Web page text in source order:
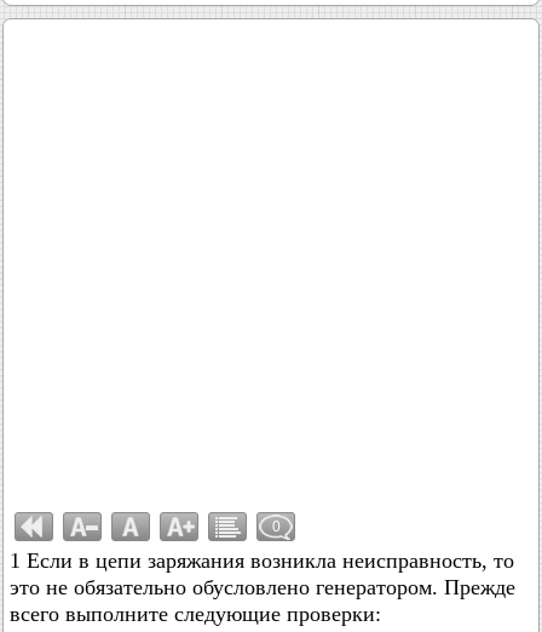
0
1 Если в цепи заряжания возникла неисправность, то
это не обязательно обусловлено генератором. Прежде
всего выполните следующие проверки: